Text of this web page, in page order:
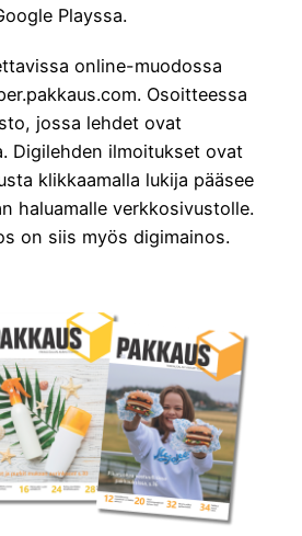
Playssa.
online-muodossa
Osoitteessa
jossa lehdet ovat
Digilehden ilmoitukset ovat
klikkaamalla lukija pääsee
haluamalle verkkosivustolle.
on siis myös digimainos.